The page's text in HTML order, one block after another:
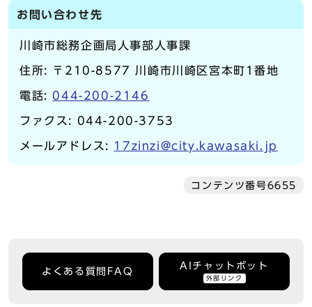
お問い合わせ先
川崎市総務企画局人事部人事課
住所: 〒210-8577 川崎市川崎区宮本町1番地
電話: 044-200-2146
ファクス: 044-200-3753
メールアドレス: 17zinzi@city.kawasaki.jp
コンテンツ番号6655
よくある質問FAQ
AIチャットボット
外部リンク